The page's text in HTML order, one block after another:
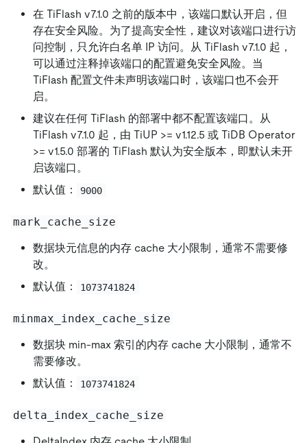
在 TiFlash v7.1.0 之前的版本中，该端口默认开启，但
存在安全风险。为了提高安全性，建议对该端口进行访
问控制，只允许白名单 IP 访问。从 TiFlash v7.1.0 起，
可以通过注释掉该端口的配置避免安全风险。当
TiFlash 配置文件未声明该端口时，该端口也不会开
启。
建议在任何 TiFlash 的部署中都不配置该端口。从
TiFlash v7.1.0 起，由 TiUP >= v1.12.5 或 TiDB Operator
>= v1.5.0 部署的 TiFlash 默认为安全版本，即默认未开
启该端口。
默认值：
9000
mark_cache_size
数据块元信息的内存 cache 大小限制，通常不需要修
改。
默认值：
1073741824
minmax_index_cache_size
数据块 min-max 索引的内存 cache 大小限制，通常不
需要修改。
默认值：
1073741824
delta_index_cache_size